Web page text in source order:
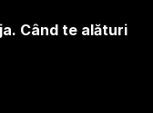
Când te alături